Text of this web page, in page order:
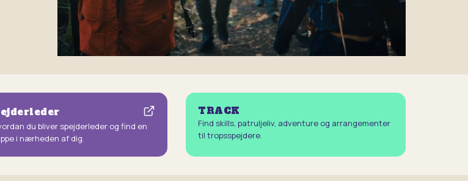
du bliver spejderleder og find en
i nærheden af dig.
TRACK
Find skills, patruljeliv, adventure og arrangementer
til tropsspejdere.